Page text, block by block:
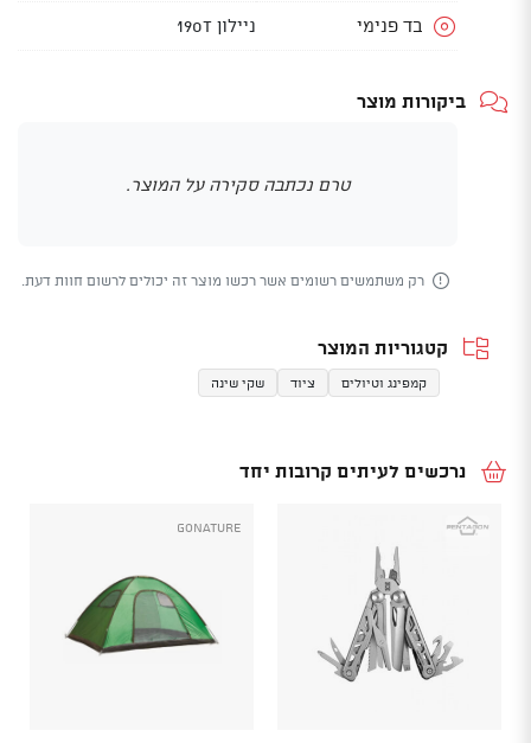
בד פנימי ניילון 190T
ביקורות מוצר
טרם נכתבה סקירה על המוצר.
רק משתמשים רשומים אשר רכשו מוצר זה יכולים לרשום חוות דעת.
קטגוריות המוצר
קמפינג וטיולים ציוד שקי שינה
נרכשים לעיתים קרובות יחד
GoNature